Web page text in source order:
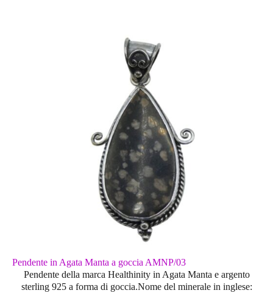
Pendente in Agata Manta a goccia AMNP/03
Pendente della marca Healthinity in Agata Manta e argento
sterling 925 a forma di goccia.Nome del minerale in inglese: